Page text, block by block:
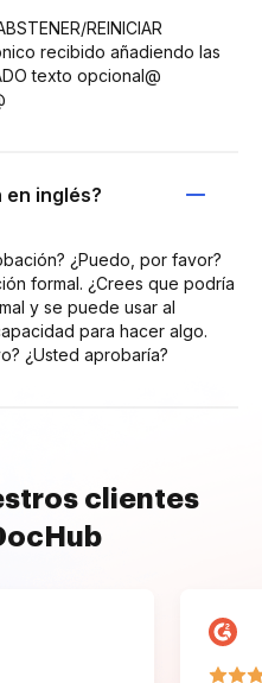
REINICIAR
recibido añadiendo las
texto opcional@
en inglés?
¿Puedo, por favor?
formal. ¿Crees que podría
y se puede usar al
para hacer algo.
¿Usted aprobaría?
clientes